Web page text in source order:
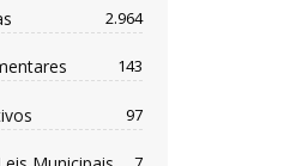
2.964
143
97